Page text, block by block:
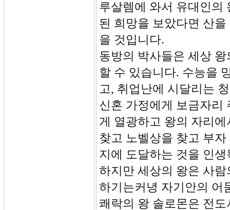
루살렘에 와서 유대인의
된 희망을 보았다면 산
을 것입니다.
동방의 박사들은 세상
할 수 있습니다. 수능을
고, 취업난에 시달리는
신혼 가정에게 보금자리
게 열광하고 왕의 자리
찾고 노벨상을 찾고 부
지에 도달하는 것을 인
하지만 세상의 왕은 사
하기는커녕 자기안의 어
쾌락의 왕 솔로몬은 전